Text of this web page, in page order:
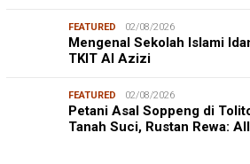
FEATURED 02/08/2026
Mengenal Sekolah Islami
TKIT Al Azizi
FEATURED 02/08/2026
Petani Asal Soppeng di
Tanah Suci, Rustan Rewa: